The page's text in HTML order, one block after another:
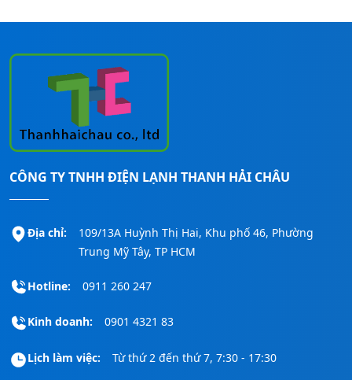
CÔNG TY TNHH ĐIỆN LẠNH THANH HẢI CHÂU
Địa chỉ:
109/13A Huỳnh Thị Hai, Khu phố 46, Phường
Trung Mỹ Tây, TP HCM
Hotline: 0911 260 247
Kinh doanh: 0901 4321 83
Lịch làm việc: Từ thứ 2 đến thứ 7, 7:30 - 17:30